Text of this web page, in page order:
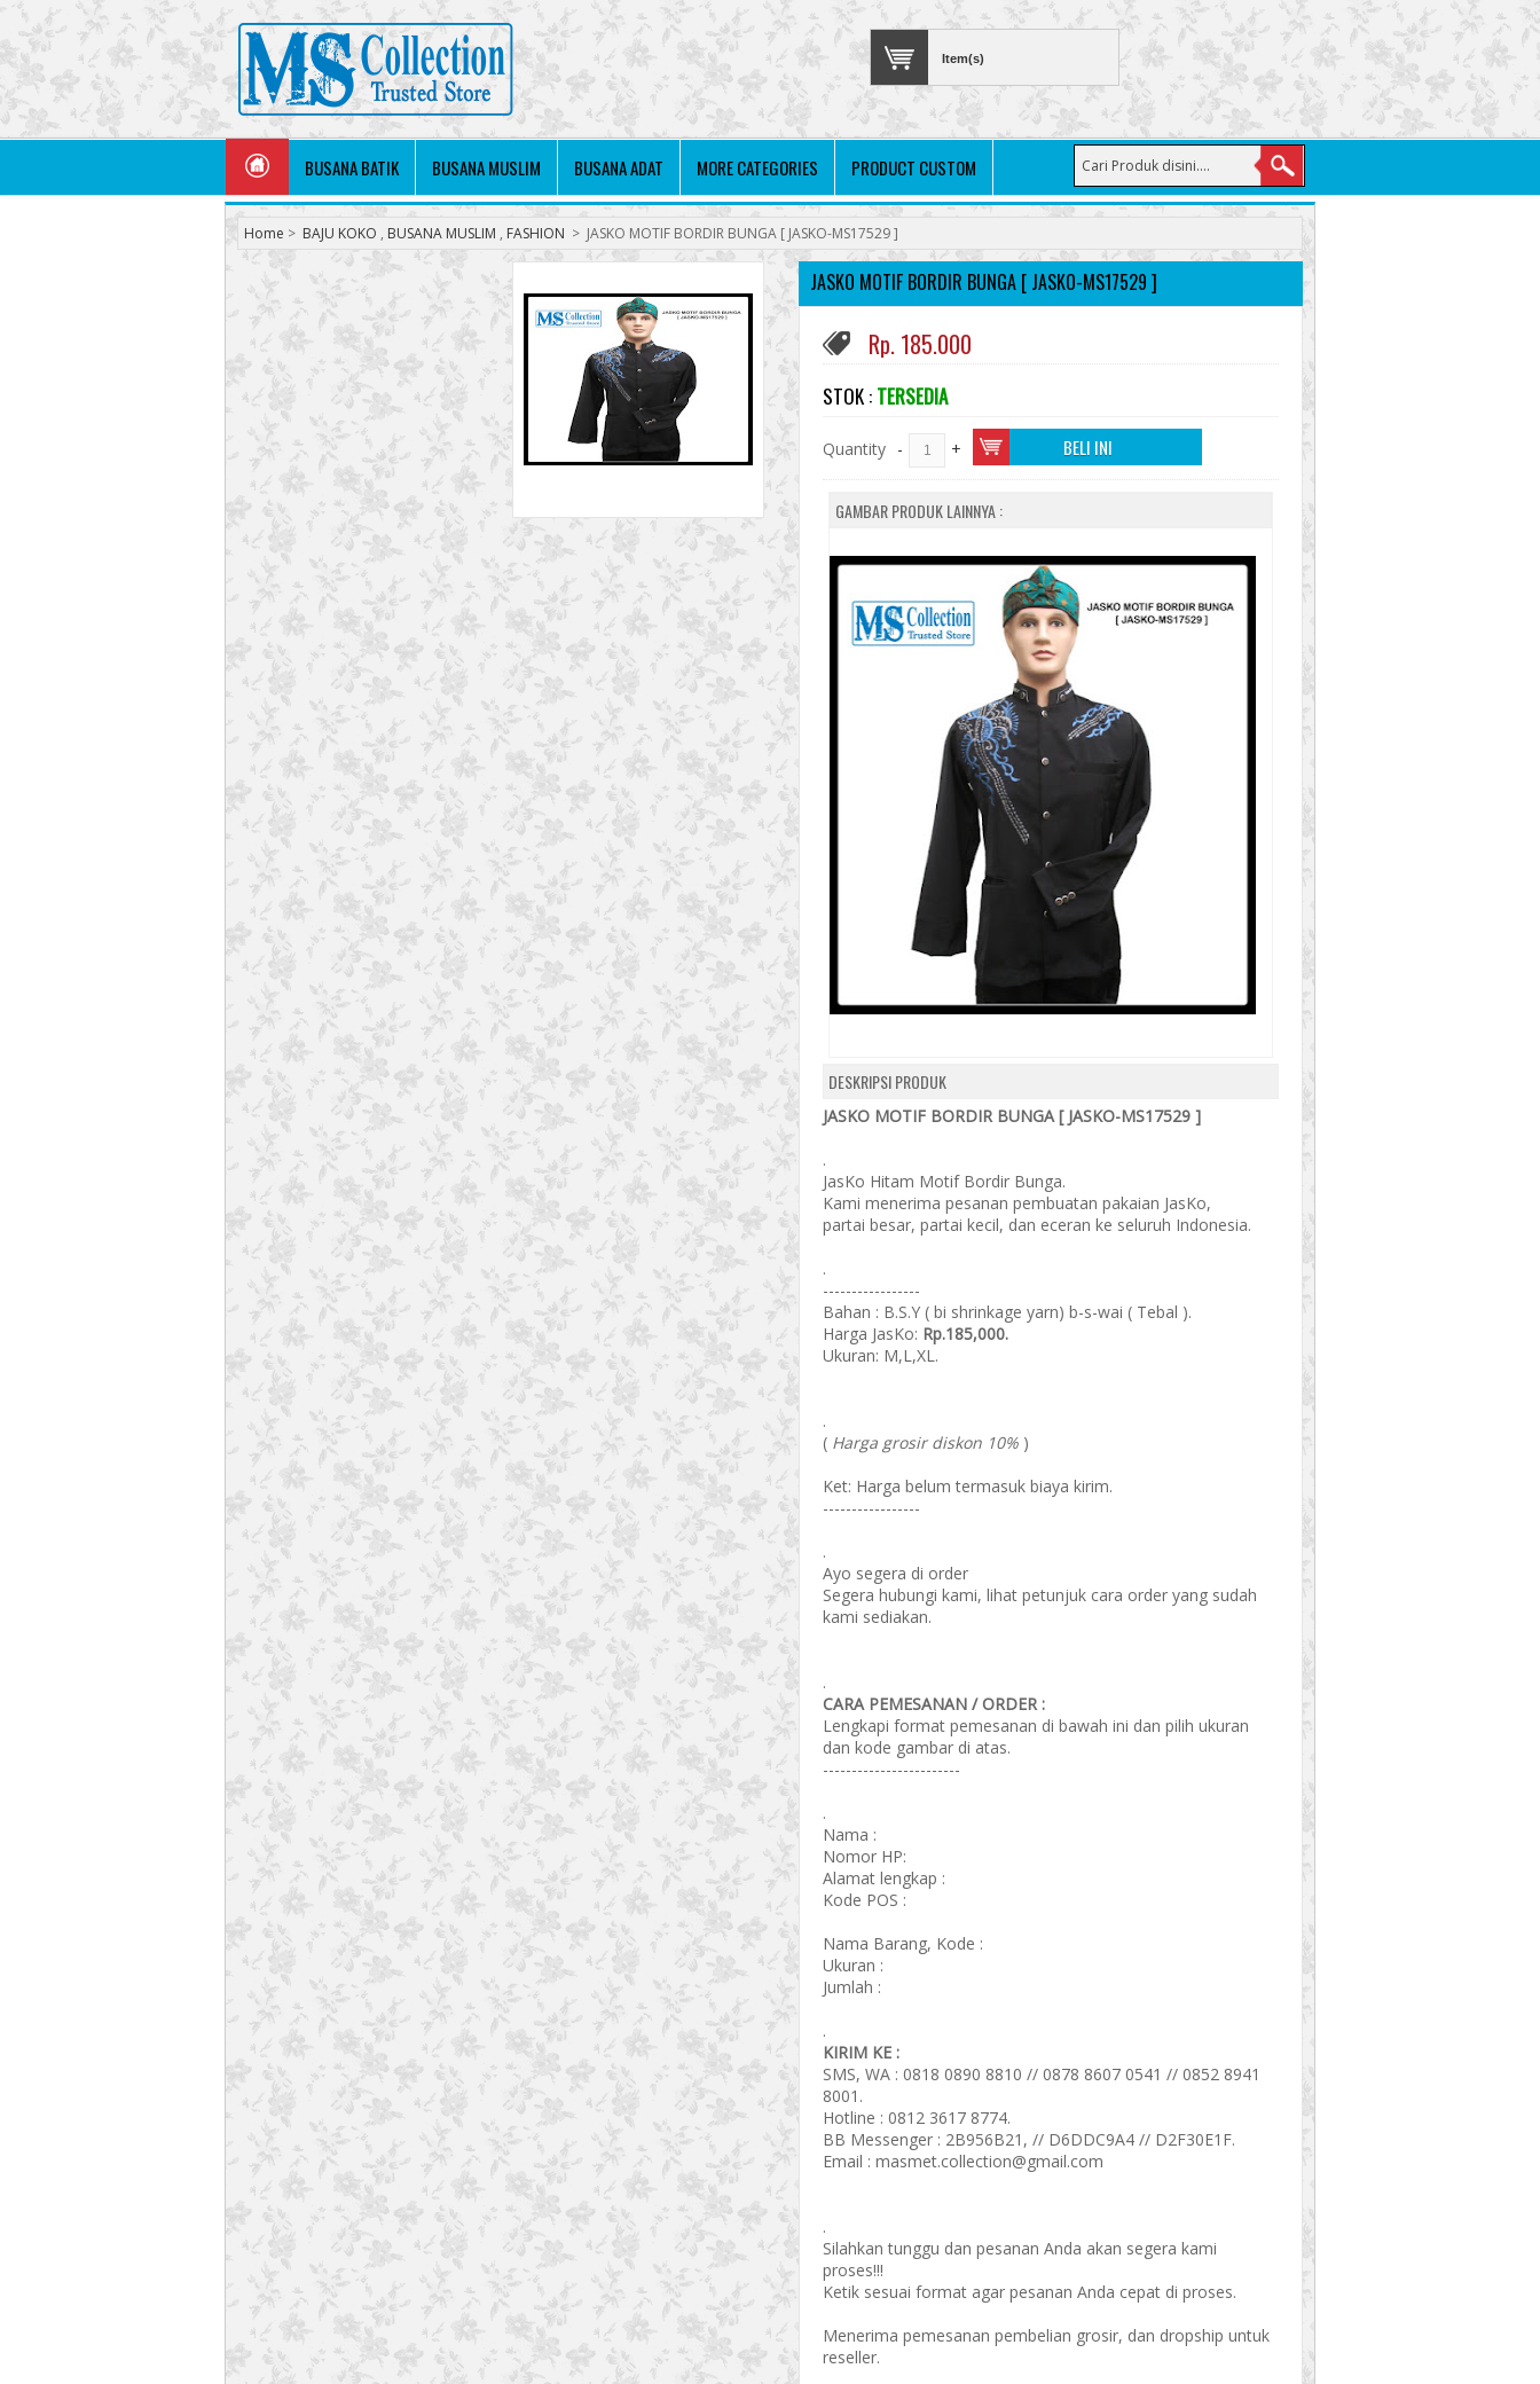
Item(s)
BUSANA BATIK BUSANA MUSLIM BUSANA ADAT MORE CATEGORIES PRODUCT CUSTOM
Home > BAJU KOKO , BUSANA MUSLIM , FASHION > JASKO MOTIF BORDIR BUNGA [ JASKO-MS17529 ]
JASKO MOTIF BORDIR BUNGA [ JASKO-MS17529 ]
Rp. 185.000
STOK : TERSEDIA
Quantity - + BELI INI
GAMBAR PRODUK LAINNYA :
DESKRIPSI PRODUK
JASKO MOTIF BORDIR BUNGA [ JASKO-MS17529 ]
.
JasKo Hitam Motif Bordir Bunga.
Kami menerima pesanan pembuatan pakaian JasKo,
partai besar, partai kecil, dan eceran ke seluruh Indonesia.
.
-----------------
Bahan : B.S.Y ( bi shrinkage yarn) b-s-wai ( Tebal ).
Harga JasKo: Rp.185,000.
Ukuran: M,L,XL.
.
( Harga grosir diskon 10% )
Ket: Harga belum termasuk biaya kirim.
-----------------
.
Ayo segera di order
Segera hubungi kami, lihat petunjuk cara order yang sudah
kami sediakan.
.
CARA PEMESANAN / ORDER :
Lengkapi format pemesanan di bawah ini dan pilih ukuran
dan kode gambar di atas.
------------------------
.
Nama :
Nomor HP:
Alamat lengkap :
Kode POS :
Nama Barang, Kode :
Ukuran :
Jumlah :
.
KIRIM KE :
SMS, WA : 0818 0890 8810 // 0878 8607 0541 // 0852 8941
8001.
Hotline : 0812 3617 8774.
BB Messenger : 2B956B21, // D6DDC9A4 // D2F30E1F.
Email : masmet.collection@gmail.com
.
Silahkan tunggu dan pesanan Anda akan segera kami
proses!!!
Ketik sesuai format agar pesanan Anda cepat di proses.
Menerima pemesanan pembelian grosir, dan dropship untuk
reseller.